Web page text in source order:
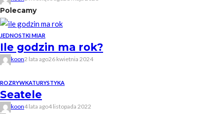
Polecamy
JEDNOSTKI MIAR
Ile godzin ma rok?
koon2 lata ago26 kwietnia 2024
ROZRYWKATURYSTYKA
Seatele
koon4 lata ago4 listopada 2022